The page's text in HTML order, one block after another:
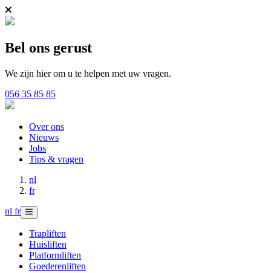
Bel ons gerust
We zijn hier om u te helpen met uw vragen.
056 35 85 85
Over ons
Nieuws
Jobs
Tips & vragen
nl
fr
nl fr
Trapliften
Huisliften
Platformliften
Goederenliften